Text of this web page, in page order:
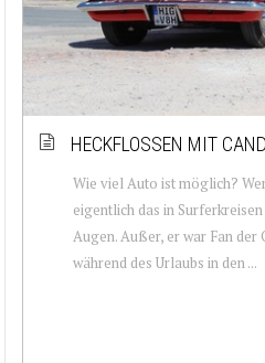
HECKFLOSSEN MIT
Wie viel Auto ist möglich?
eigentlich das in
Augen. Außer, er war Fan der
während des Urlaubs in den ...